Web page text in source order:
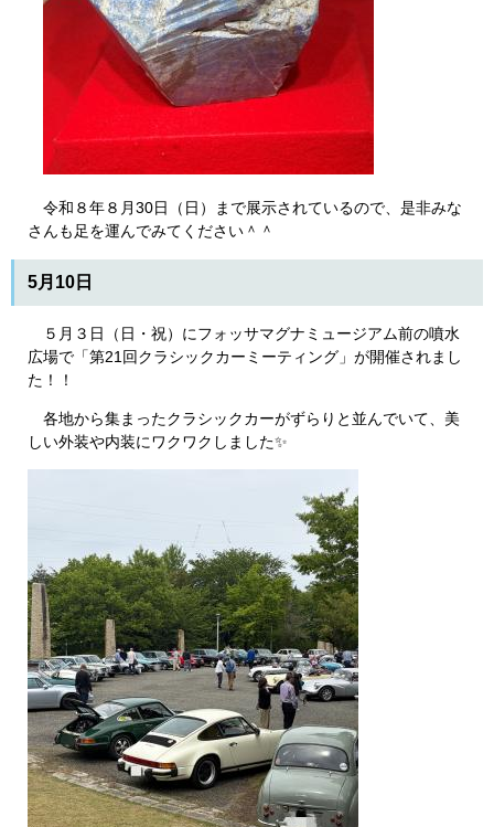
令和８年８月30日（日）まで展示されているので、是非みな
さんも足を運んでみてください＾＾
5月10日
５月３日（日・祝）にフォッサマグナミュージアム前の噴水
広場で「第21回クラシックカーミーティング」が開催されまし
た！！
各地から集まったクラシックカーがずらりと並んでいて、美
しい外装や内装にワクワクしました✨